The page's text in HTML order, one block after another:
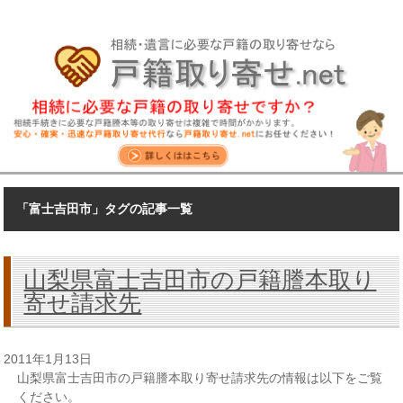
「富士吉田市」タグの記事一覧
山梨県富士吉田市の戸籍謄本取り
寄せ請求先
2011年1月13日
山梨県富士吉田市の戸籍謄本取り寄せ請求先の情報は以下をご覧
ください。